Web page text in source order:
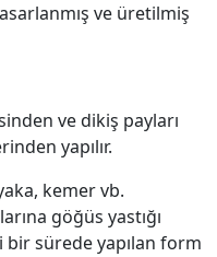
ve üretilmiş
ve dikiş payları
yapılır.
kemer vb.
göğüs yastığı
bir sürede yapılan form